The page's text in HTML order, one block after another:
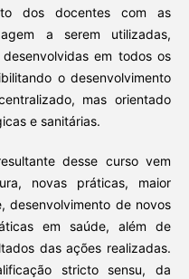
dos docentes com as
a serem utilizadas,
em todos os
o desenvolvimento
mas orientado
e sanitárias.
desse curso vem
novas práticas, maior
desenvolvimento de novos
em saúde, além de
das ações realizadas.
stricto sensu, da